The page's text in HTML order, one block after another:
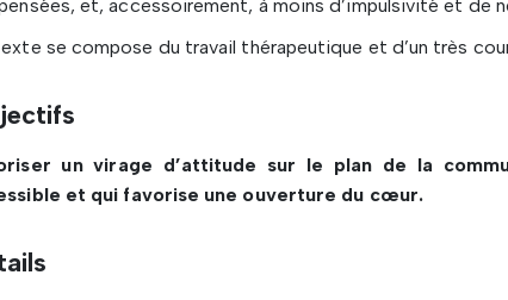
et, accessoirement, à moins d’impulsivité et de
se compose du travail thérapeutique et d’un très
un virage d’attitude sur le plan de la
et qui favorise une ouverture du cœur.